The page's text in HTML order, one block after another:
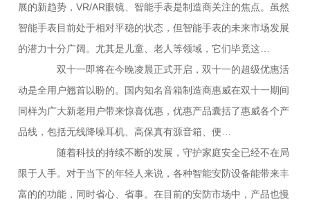
展的新趋势，VR/AR眼镜、智能手表是制造商关注的焦点。虽然
智能手表目前处于相对平稳的状态，但智能手表的未来市场发展
的潜力十分广阔。尤其是儿童、老人等领域，它们毕竟这…
双十一即将在今晚凌晨正式开启，双十一的超级优惠活
动是全用户翘首以盼的。国内知名音箱制造商惠威在双十一期间
同样为广大新老用户带来惊喜优惠，优惠产品囊括了惠威各个产
品线，包括无线降噪耳机、高保真有源音箱、便…
随着科技的持续不断的发展，守护家庭安全已经不在局
限于人手。对于当下的年轻人来说，各种智能安防设备能带来丰
富的的功能，同时省心、省事。在目前的安防市场中，产品也慢